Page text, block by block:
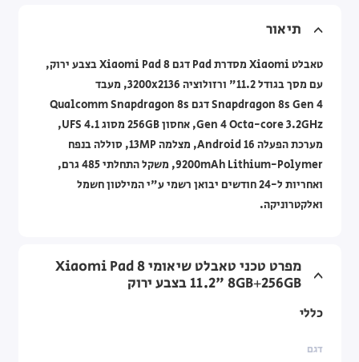
תיאור
טאבלט Xiaomi מסדרת Pad דגם Xiaomi Pad 8 בצבע ירוק,
עם מסך בגודל 11.2" ורזולוציה 3200x2136, מעבד
Snapdragon 8s Gen 4 דגם Qualcomm Snapdragon 8s
Gen 4 Octa-core 3.2GHz, אחסון 256GB מסוג UFS 4.1,
מערכת הפעלה Android 16, מצלמה 13MP, סוללה בנפח
9200mAh Lithium-Polymer, משקל התחלתי 485 גרם,
ואחריות ל-24 חודשים יבואן רשמי ע"י המילטון חשמל
ואלקטרוניקה.
מפרט טכני טאבלט שיאומי Xiaomi Pad 8
11.2" ‎8GB+256GB‎ בצבע ירוק
כללי
דגם